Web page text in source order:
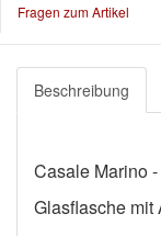
Fragen zum Artikel
Beschreibung
Casale Marino
Glasflasche mit